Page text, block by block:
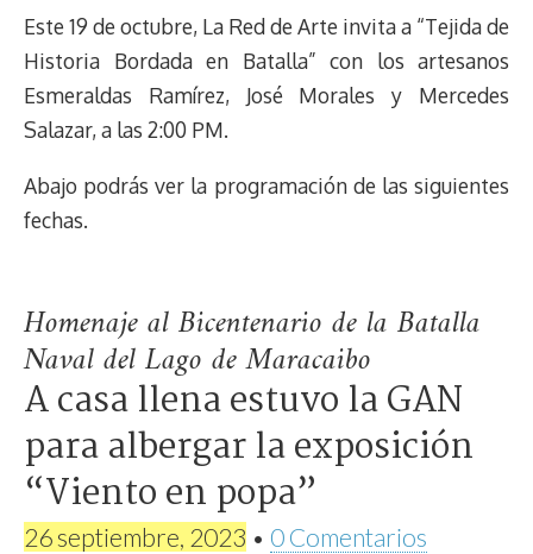
Este 19 de octubre, La Red de Arte invita a “Tejida de
Historia Bordada en Batalla” con los artesanos
Esmeraldas Ramírez, José Morales y Mercedes
Salazar, a las 2:00 PM.
Abajo podrás ver la programación de las siguientes
fechas.
Homenaje al Bicentenario de la Batalla
Naval del Lago de Maracaibo
A casa llena estuvo la GAN
para albergar la exposición
“Viento en popa”
26 septiembre, 2023 • 0 Comentarios